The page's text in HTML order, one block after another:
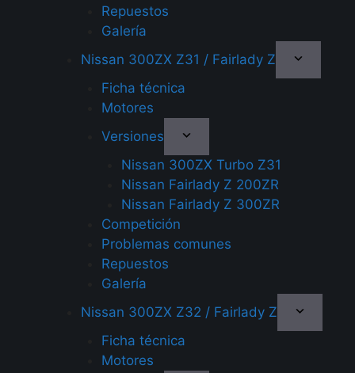
Repuestos
Galería
Nissan 300ZX Z31 / Fairlady Z
Ficha técnica
Motores
Versiones
Nissan 300ZX Turbo Z31
Nissan Fairlady Z 200ZR
Nissan Fairlady Z 300ZR
Competición
Problemas comunes
Repuestos
Galería
Nissan 300ZX Z32 / Fairlady Z
Ficha técnica
Motores